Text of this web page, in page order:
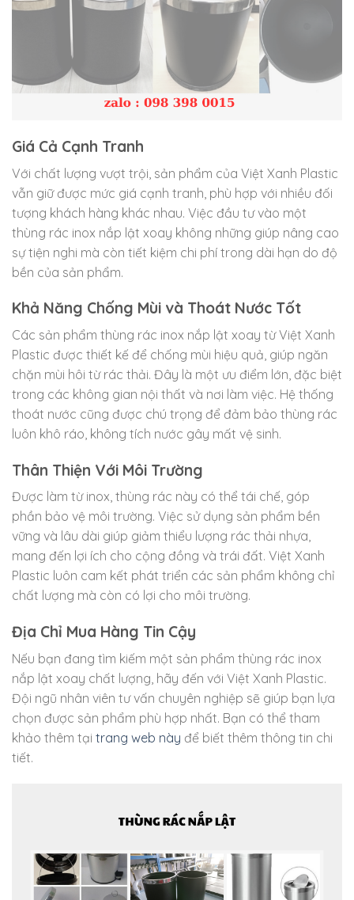
Giá Cả Cạnh Tranh
Với chất lượng vượt trội, sản phẩm của Việt Xanh Plastic
vẫn giữ được mức giá cạnh tranh, phù hợp với nhiều đối
tượng khách hàng khác nhau. Việc đầu tư vào một
thùng rác inox nắp lật xoay không những giúp nâng cao
sự tiện nghi mà còn tiết kiệm chi phí trong dài hạn do độ
bền của sản phẩm.
Khả Năng Chống Mùi và Thoát Nước Tốt
Các sản phẩm thùng rác inox nắp lật xoay từ Việt Xanh
Plastic được thiết kế để chống mùi hiệu quả, giúp ngăn
chặn mùi hôi từ rác thải. Đây là một ưu điểm lớn, đặc biệt
trong các không gian nội thất và nơi làm việc. Hệ thống
thoát nước cũng được chú trọng để đảm bảo thùng rác
luôn khô ráo, không tích nước gây mất vệ sinh.
Thân Thiện Với Môi Trường
Được làm từ inox, thùng rác này có thể tái chế, góp
phần bảo vệ môi trường. Việc sử dụng sản phẩm bền
vững và lâu dài giúp giảm thiểu lượng rác thải nhựa,
mang đến lợi ích cho cộng đồng và trái đất. Việt Xanh
Plastic luôn cam kết phát triển các sản phẩm không chỉ
chất lượng mà còn có lợi cho môi trường.
Địa Chỉ Mua Hàng Tin Cậy
Nếu bạn đang tìm kiếm một sản phẩm thùng rác inox
nắp lật xoay chất lượng, hãy đến với Việt Xanh Plastic.
Đội ngũ nhân viên tư vấn chuyên nghiệp sẽ giúp bạn lựa
chọn được sản phẩm phù hợp nhất. Bạn có thể tham
khảo thêm tại trang web này để biết thêm thông tin chi
tiết.